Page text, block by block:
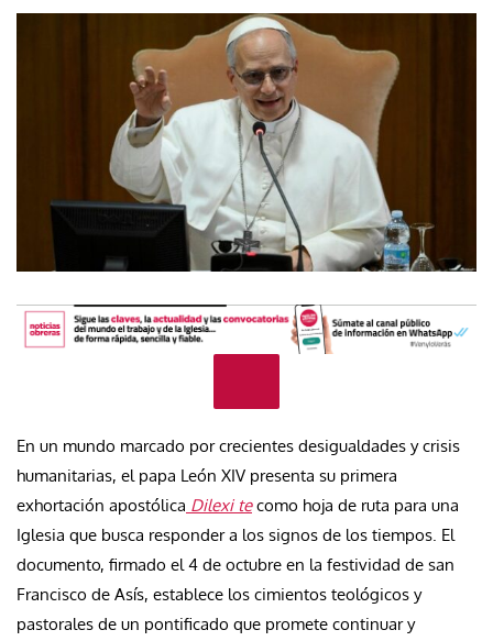
En un mundo marcado por crecientes desigualdades y crisis
humanitarias, el papa León XIV presenta su primera
exhortación apostólica Dilexi tecomo hoja de ruta para una
Iglesia que busca responder a los signos de los tiempos. El
documento, firmado el 4 de octubre en la festividad de san
Francisco de Asís, establece los cimientos teológicos y
pastorales de un pontificado que promete continuar y